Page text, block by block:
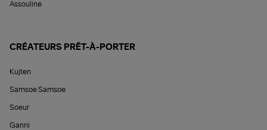
Assouline
CRÉATEURS PRÊT-À-PORTER
Kujten
Samsoe Samsoe
Soeur
Ganni